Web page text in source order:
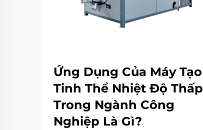
Ứng Dụng Của Máy Tạo
Tinh Thể Nhiệt Độ Thấp
Trong Ngành Công
Nghiệp Là Gì?